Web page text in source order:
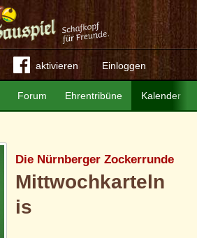
aktivieren Einloggen
Forum Ehrentribüne Kalender
Die Nürnberger Zockerrunde
Mittwochkarteln
is